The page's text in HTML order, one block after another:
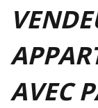
AVEC